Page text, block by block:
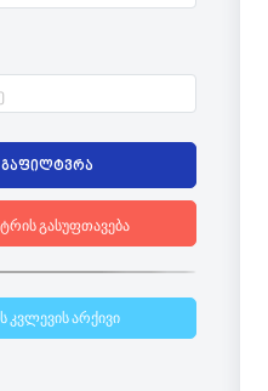
გაფილტვრა
გასუფთავება
კვლევის არქივი